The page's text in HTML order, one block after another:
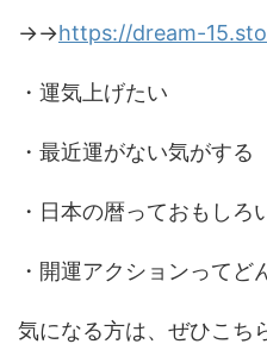
→→https://dream-
・運気上げたい
・最近運がない気がする
・日本の暦っておもしろ
・開運アクションってど
気になる方は、ぜひこち